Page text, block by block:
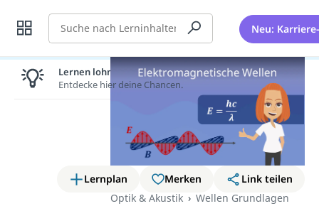
Suche Neu:
Lernplan Merken
Link teilen
Optik & Akustik
Wellen Grundlagen
Lernen lohnt sich!
Entdecke hier deine Chancen.